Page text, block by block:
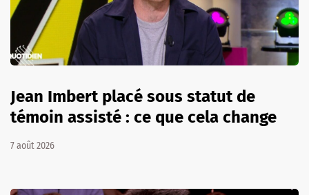
Jean Imbert placé sous statut de
témoin assisté : ce que cela change
7 août 2026